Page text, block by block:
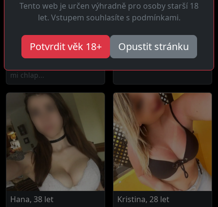
Dětenice
Čau! Instinktivní, vím
mi chlap...
Dětenice
Čau! Jsem žena která se
Hana, 38 let Kristina, 28 let
Tento web je určen výhradně pro osoby starší 18
let. Vstupem souhlasíte s podmínkami.
Potvrdit věk 18+ Opustit stránku